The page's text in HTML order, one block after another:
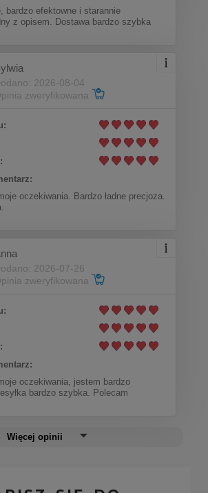
bardzo efektowne i starannie
z opisem. Dostawa bardzo szybka
2026-08-04
zweryfikowana
oczekiwania. Bardzo ładne precjoza.
2026-07-26
zweryfikowana
oczekiwania, jestem bardzo
bardzo szybka. Polecam
Więcej opinii